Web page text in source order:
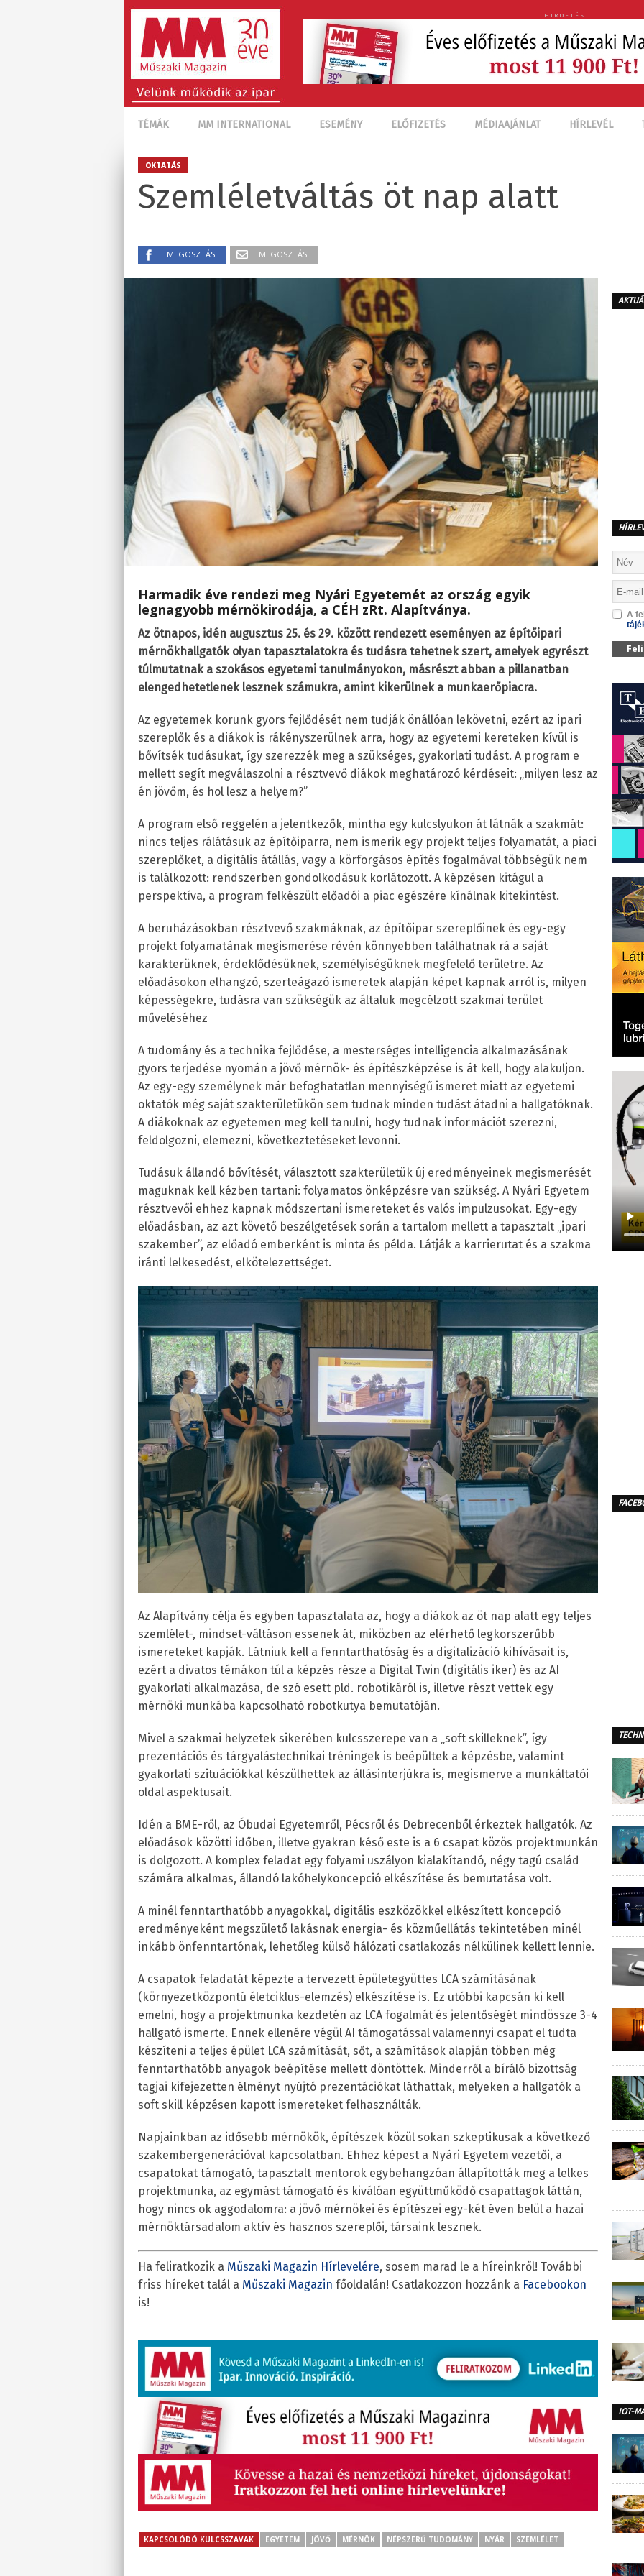
HIRDETÉS
TÉMÁK MM INTERNATIONAL ESEMÉNY ELŐFIZETÉS MÉDIAAJÁNLAT HÍRLEVÉL
OKTATÁS
Szemléletváltás öt nap alatt
MEGOSZTÁS MEGOSZTÁS
Harmadik éve rendezi meg Nyári Egyetemét az ország egyik
legnagyobb mérnökirodája, a CÉH zRt. Alapítványa.
Az ötnapos, idén augusztus 25. és 29. között rendezett eseményen az építőipari
mérnökhallgatók olyan tapasztalatokra és tudásra tehetnek szert, amelyek egyrészt
túlmutatnak a szokásos egyetemi tanulmányokon, másrészt abban a pillanatban
elengedhetetlenek lesznek számukra, amint kikerülnek a munkaerőpiacra.
Az egyetemek korunk gyors fejlődését nem tudják önállóan lekövetni, ezért az ipari
szereplők és a diákok is rákényszerülnek arra, hogy az egyetemi kereteken kívül is
bővítsék tudásukat, így szerezzék meg a szükséges, gyakorlati tudást. A program e
mellett segít megválaszolni a résztvevő diákok meghatározó kérdéseit: „milyen lesz az
én jövőm, és hol lesz a helyem?”
A program első reggelén a jelentkezők, mintha egy kulcslyukon át látnák a szakmát:
nincs teljes rálátásuk az építőiparra, nem ismerik egy projekt teljes folyamatát, a piaci
szereplőket, a digitális átállás, vagy a körforgásos építés fogalmával többségük nem
is találkozott: rendszerben gondolkodásuk korlátozott. A képzésen kitágul a
perspektíva, a program felkészült előadói a piac egészére kínálnak kitekintést.
A beruházásokban résztvevő szakmáknak, az építőipar szereplőinek és egy-egy
projekt folyamatának megismerése révén könnyebben találhatnak rá a saját
karakterüknek, érdeklődésüknek, személyiségüknek megfelelő területre. Az
előadásokon elhangzó, szerteágazó ismeretek alapján képet kapnak arról is, milyen
képességekre, tudásra van szükségük az általuk megcélzott szakmai terület
műveléséhez
A tudomány és a technika fejlődése, a mesterséges intelligencia alkalmazásának
gyors terjedése nyomán a jövő mérnök- és építészképzése is át kell, hogy alakuljon.
Az egy-egy személynek már befoghatatlan mennyiségű ismeret miatt az egyetemi
oktatók még saját szakterületükön sem tudnak minden tudást átadni a hallgatóknak.
A diákoknak az egyetemen meg kell tanulni, hogy tudnak információt szerezni,
feldolgozni, elemezni, következtetéseket levonni.
Tudásuk állandó bővítését, választott szakterületük új eredményeinek megismerését
maguknak kell kézben tartani: folyamatos önképzésre van szükség. A Nyári Egyetem
résztvevői ehhez kapnak módszertani ismereteket és valós impulzusokat. Egy-egy
előadásban, az azt követő beszélgetések során a tartalom mellett a tapasztalt „ipari
szakember”, az előadó emberként is minta és példa. Látják a karrierutat és a szakma
iránti lelkesedést, elkötelezettséget.
Az Alapítvány célja és egyben tapasztalata az, hogy a diákok az öt nap alatt egy teljes
szemlélet-, mindset-váltáson essenek át, miközben az elérhető legkorszerűbb
ismereteket kapják. Látniuk kell a fenntarthatóság és a digitalizáció kihívásait is,
ezért a divatos témákon túl a képzés része a Digital Twin (digitális iker) és az AI
gyakorlati alkalmazása, de szó esett pld. robotikáról is, illetve részt vettek egy
mérnöki munkába kapcsolható robotkutya bemutatóján.
Mivel a szakmai helyzetek sikerében kulcsszerepe van a „soft skilleknek”, így
prezentációs és tárgyalástechnikai tréningek is beépültek a képzésbe, valamint
gyakorlati szituációkkal készülhettek az állásinterjúkra is, megismerve a munkáltatói
oldal aspektusait.
Idén a BME-ről, az Óbudai Egyetemről, Pécsről és Debrecenből érkeztek hallgatók. Az
előadások közötti időben, illetve gyakran késő este is a 6 csapat közös projektmunkán
is dolgozott. A komplex feladat egy folyami uszályon kialakítandó, négy tagú család
számára alkalmas, állandó lakóhelykoncepció elkészítése és bemutatása volt.
A minél fenntarthatóbb anyagokkal, digitális eszközökkel elkészített koncepció
eredményeként megszülető lakásnak energia- és közműellátás tekintetében minél
inkább önfenntartónak, lehetőleg külső hálózati csatlakozás nélkülinek kellett lennie.
A csapatok feladatát képezte a tervezett épületegyüttes LCA számításának
(környezetközpontú életciklus-elemzés) elkészítése is. Ez utóbbi kapcsán ki kell
emelni, hogy a projektmunka kezdetén az LCA fogalmát és jelentőségét mindössze 3-4
hallgató ismerte. Ennek ellenére végül AI támogatással valamennyi csapat el tudta
készíteni a teljes épület LCA számítását, sőt, a számítások alapján többen még
fenntarthatóbb anyagok beépítése mellett döntöttek. Minderről a bíráló bizottság
tagjai kifejezetten élményt nyújtó prezentációkat láthattak, melyeken a hallgatók a
soft skill képzésen kapott ismereteket felhasználták.
Napjainkban az idősebb mérnökök, építészek közül sokan szkeptikusak a következő
szakembergenerációval kapcsolatban. Ehhez képest a Nyári Egyetem vezetői, a
csapatokat támogató, tapasztalt mentorok egybehangzóan állapították meg a lelkes
projektmunka, az egymást támogató és kiválóan együttműködő csapattagok láttán,
hogy nincs ok aggodalomra: a jövő mérnökei és építészei egy-két éven belül a hazai
mérnöktársadalom aktív és hasznos szereplői, társaink lesznek.
Ha feliratkozik a Műszaki Magazin Hírlevelére, sosem marad le a híreinkről! További
friss híreket talál a Műszaki Magazin főoldalán! Csatlakozzon hozzánk a Facebookon
is!
KAPCSOLÓDÓ KULCSSZAVAK EGYETEM JÖVŐ MÉRNÖK NÉPSZERŰ TUDOMÁNY NYÁR SZEMLÉLET
A
IOT-